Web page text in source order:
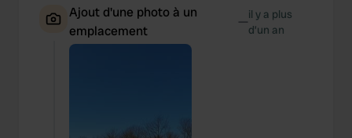
of their services.Ajout d'une photo à un
emplacement
—il y a plus
d’un an